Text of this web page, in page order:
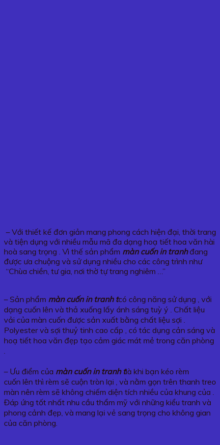
– Với thiết kế đơn giản mang phong cách hiện đại, thời trang
và tiện dụng với nhiều mẫu mã đa dạng hoạ tiết hoa văn hài
hoà sang trọng . Vì thế sản phẩm màn cuốn in tranhđang
được ưa chuộng và sử dụng nhiều cho các công trình như
“Chùa chiền, tư gia, nơi thờ tự trang nghiêm …”
– Sản phẩm màn cuốn in tranh tcó công năng sử dụng , với
dạng cuốn lên và thả xuống lấy ánh sáng tuỳ ý . Chất liệu
vải của màn cuốn được sản xuất bằng chất liệu sợi .
Polyester và sợi thuỷ tinh cao cấp , có tác dụng cản sáng và
hoạ tiết hoa văn đẹp tạo cảm giác mát mẻ trong căn phòng
– Ưu điểm của màn cuốn in tranh tlà khi bạn kéo rèm
cuốn lên thì rèm sẽ cuộn tròn lại , và nằm gọn trên thanh treo
màn nên rèm sẽ không chiếm diện tích nhiều của khung của .
Đáp ứng tốt nhất nhu cầu thẩm mỹ với những kiểu tranh và
phong cảnh đẹp, và mang lại vẻ sang trọng cho không gian
của căn phòng.